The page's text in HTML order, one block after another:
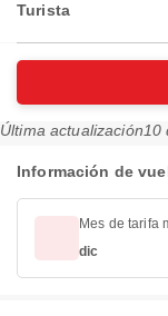
Turista
Última actualización10
Información de
Mes de tarifa
dic